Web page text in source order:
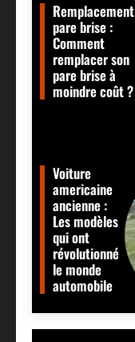
Remplacement
pare brise :
Comment
remplacer son
pare brise à
moindre coût ?
Voiture
americaine
ancienne :
Les modèles
qui ont
révolutionné
le monde
automobile